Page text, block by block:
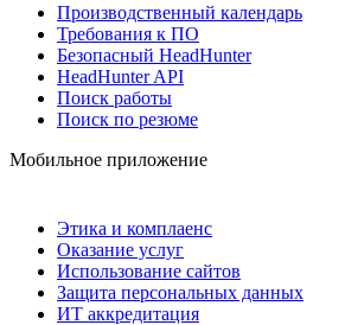
Производственный календарь
Требования к ПО
Безопасный HeadHunter
HeadHunter API
Поиск работы
Поиск по резюме
Мобильное приложение
Этика и комплаенс
Оказание услуг
Использование сайтов
Защита персональных данных
ИТ аккредитация